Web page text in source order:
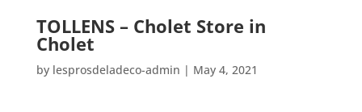
TOLLENS – Cholet Store in
Cholet
by lesprosdeladeco-admin | May 4, 2021